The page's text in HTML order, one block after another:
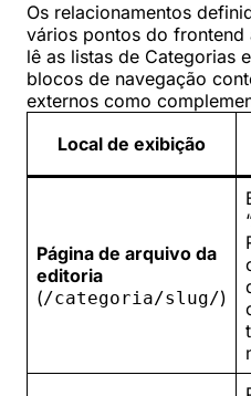
Os relacionamentos
vários pontos do frontend
lê as listas de Categorias
blocos de navegação
externos como
Local de exibição
Página de arquivo da
editoria
(/categoria/slug/)